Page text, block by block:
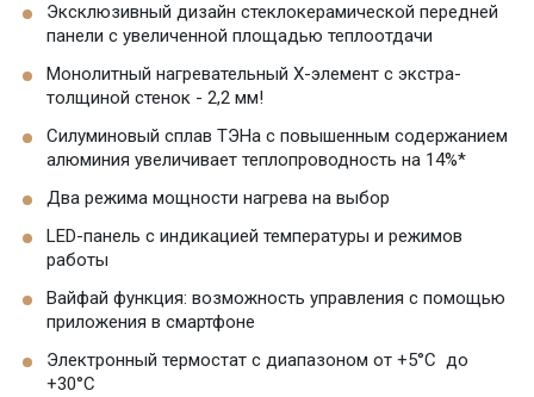
Эксклюзивный дизайн стеклокерамической передней
панели с увеличенной площадью теплоотдачи
Монолитный нагревательный Х-элемент c экстра-
толщиной стенок - 2,2 мм!
Силуминовый сплав ТЭНа с повышенным содержанием
алюминия увеличивает теплопроводность на 14%*
Два режима мощности нагрева на выбор
LED-панель с индикацией температуры и режимов
работы
Вайфай функция: возможность управления с помощью
приложения в смартфоне
Электронный термостат с диапазоном от +5°С до
+30°С